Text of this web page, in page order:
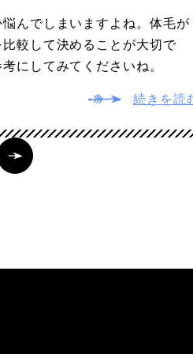
んでしまいますよね。体毛が
較して決めることが大切で
にしてみてくださいね。
続きを読